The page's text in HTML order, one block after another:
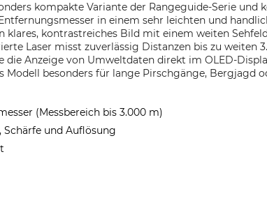
kompakte Variante der Rangeguide-Serie und
in einem sehr leichten und
kontrastreiches Bild mit einem weiten
Laser misst zuverlässig Distanzen bis zu weiten
Anzeige von Umweltdaten direkt im OLED-
besonders für lange Pirschgänge, Bergjagd
(Messbereich bis 3.000 m)
und Auflösung